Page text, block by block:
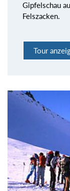
Gipfelschau
Felszacken.
Tour